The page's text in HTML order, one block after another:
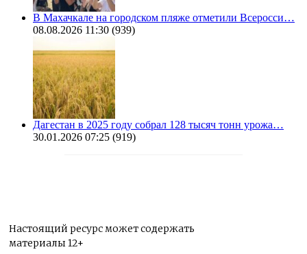
В Махачкале на городском пляже отметили Всеросси…
08.08.2026 11:30 (939)
Дагестан в 2025 году собрал 128 тысяч тонн урожа…
30.01.2026 07:25 (919)
Настоящий ресурс может содержать
материалы 12+